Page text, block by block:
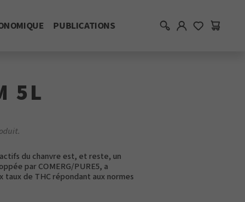
PUBLICATIONS
5L
du chanvre est, et reste, un
par COMERG/PURE5, a
de THC répondant aux normes